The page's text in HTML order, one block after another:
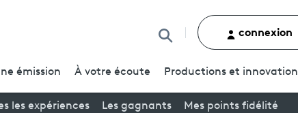
Rechercher un contenu
connexion
émission À votre écoute Productions et innovation
les expériences Les gagnants Mes points fidélité